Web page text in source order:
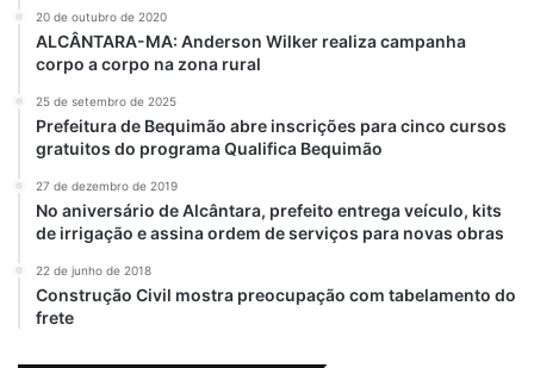
20 de outubro de 2020
ALCÂNTARA-MA: Anderson Wilker realiza campanha
corpo a corpo na zona rural
25 de setembro de 2025
Prefeitura de Bequimão abre inscrições para cinco cursos
gratuitos do programa Qualifica Bequimão
27 de dezembro de 2019
No aniversário de Alcântara, prefeito entrega veículo, kits
de irrigação e assina ordem de serviços para novas obras
22 de junho de 2018
Construção Civil mostra preocupação com tabelamento do
frete